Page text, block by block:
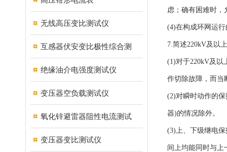
无线高压变比测试仪
互感器伏安变比极性综合测
绝缘油介电强度测试仪
变压器空负载测试仪
氧化锌避雷器阻性电流测试
变压器变比测试仪
虑；确有困难时
(4)在构成环网运
7.简述220kV及以
(1)对于220kV及以
作切除故障，而
(2)对瞬时动作的
器)的情况除外。
(3)上、下级继电
间上均能同时与